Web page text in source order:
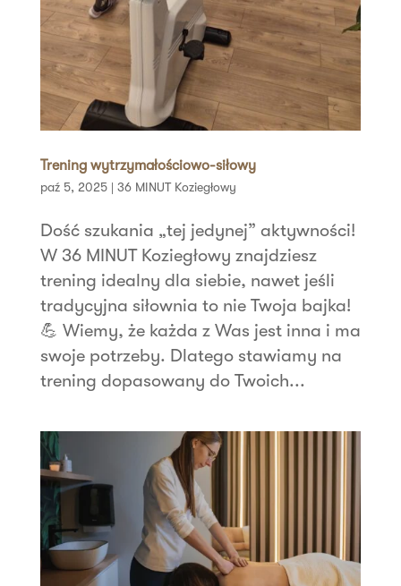
Trening wytrzymałościowo-siłowy
paź 5, 2025| 36 MINUT Koziegłowy
Dość szukania „tej jedynej” aktywności!
W 36 MINUT Koziegłowy znajdziesz
trening idealny dla siebie, nawet jeśli
tradycyjna siłownia to nie Twoja bajka!
💪 Wiemy, że każda z Was jest inna i ma
swoje potrzeby. Dlatego stawiamy na
trening dopasowany do Twoich...